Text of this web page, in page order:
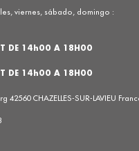
42560 CHAZELLES-SUR-LAVIEU
viernes, sábado, domingo :
DE 14h00 A 18H00
DE 14h00 A 18H00